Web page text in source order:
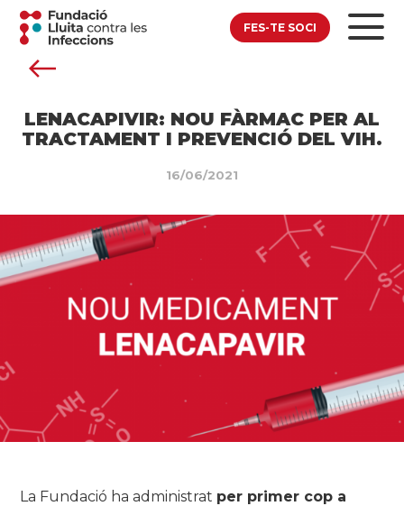
FES-TE SOCI
LENACAPIVIR: NOU FÀRMAC PER AL
TRACTAMENT I PREVENCIÓ DEL VIH.
16/06/2021
La Fundació ha administrat per primer cop a